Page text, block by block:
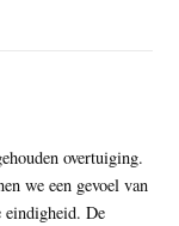
overtuiging.
we een gevoel van
eindigheid. De